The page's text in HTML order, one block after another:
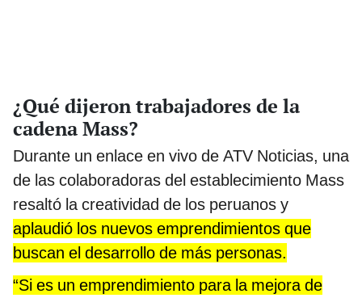
¿Qué dijeron trabajadores de la
cadena Mass?
Durante un enlace en vivo de ATV Noticias, una
de las colaboradoras del establecimiento Mass
resaltó la creatividad de los peruanos y
aplaudió los nuevos emprendimientos que
buscan el desarrollo de más personas.
“Si es un emprendimiento para la mejora de